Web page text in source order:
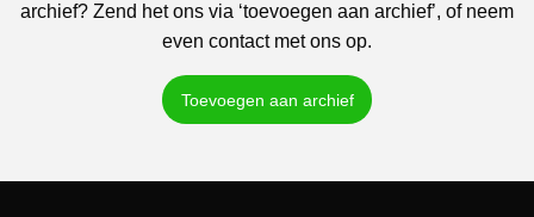
archief? Zend het ons via ‘toevoegen aan archief’, of neem
even contact met ons op.
Toevoegen aan archief